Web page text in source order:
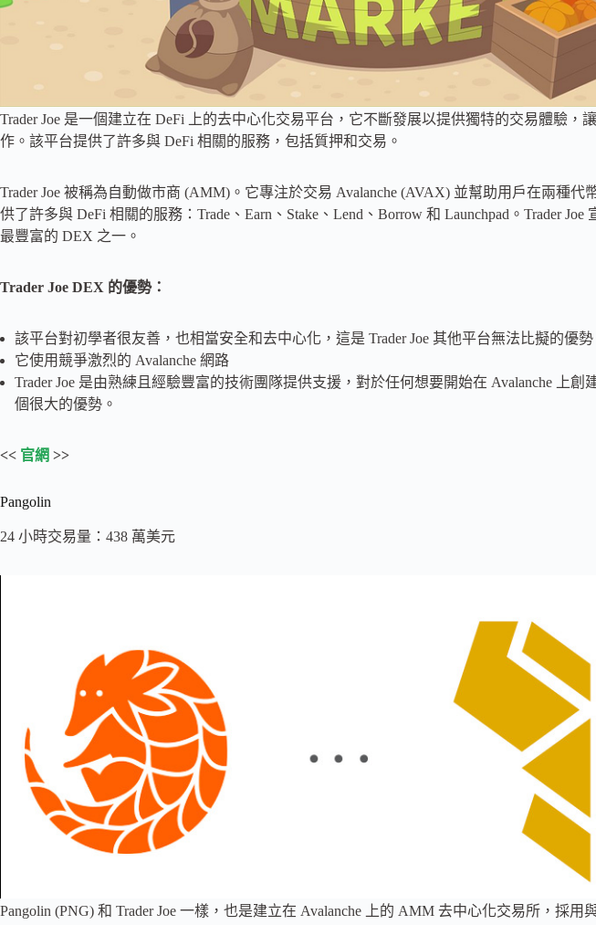
Trader Joe 是一個建立在 DeFi 上的去中心化交易平台，它不斷發展以提供獨特的交易體驗，
作。該平台提供了許多與 DeFi 相關的服務，包括質押和交易。
Trader Joe 被稱為自動做市商 (AMM)。它專注於交易 Avalanche (AVAX) 並幫助用戶在兩種代
供了許多與 DeFi 相關的服務：Trade、Earn、Stake、Lend、Borrow 和 Launchpad。Trader
最豐富的 DEX 之一。
Trader Joe DEX 的優勢：
該平台對初學者很友善，也相當安全和去中心化，這是 Trader Joe 其他平台無法比擬的優勢
它使用競爭激烈的 Avalanche 網路
Trader Joe 是由熟練且經驗豐富的技術團隊提供支援，對於任何想要開始在 Avalanche 上創
個很大的優勢。
<< 官網 >>
Pangolin
24 小時交易量：438 萬美元
Pangolin (PNG) 和 Trader Joe 一樣，也是建立在 Avalanche 上的 AMM 去中心化交易所，採用